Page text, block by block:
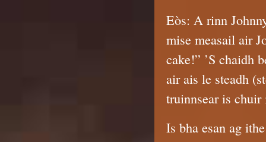
Eòs: A rinn
mise measail air
cake!” ’S chaidh
air ais le steadh
truinnsear is
Is bha esan ag